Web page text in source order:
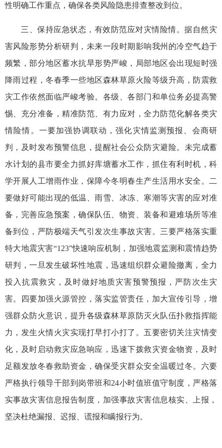
性明确工作重点，确保各类风险隐患排查整改到位。
三、保持应急状态，有效防范应对灾情险情。据自然灾
害风险形势分析研判，未来一段时期影响我州的冷空气趋于
频繁，部分地区蓄水抗旱形势严峻，局部地区会出现短时强
降雨过程，冬春季一些地区森林草原火险等级升高，防震救
灾工作依然面临严峻考验。各级、各部门和单位务必提高警
惕、充分准备，精准防范、有力应对，全力防范化解各类灾
情险情。一要加强协调联动，强化灾情监测预报、会商研
判，及时发布预警信息，提醒社会公众防灾避险。未完成蓄
水计划的县市要全力抓好库塘蓄水工作，抓住有利时机，科
学开展人工增雨作业，保障今冬明春生产生活用水安全。二
要做好可能出现的低温、雨雪、冰冻、寒潮等灾害的应对准
备，完善应急预案，确保队伍、物资、装备和避难场所等准
备到位，严防极端天气引发次生事故灾害。三要严格落实重
特大地震灾害“123”快速响应机制，加强地震监测和震情趋势
研判，一旦发生破坏性地震，迅速组织群众避险撤离，全力
投入抗震救灾，及时做好地质灾害预警预报，严防次生灾
害。四要加强火源管控，落实监管责任，加大宣传引导，增
强群众防火意识，提升各级森林草原防灭火队伍扑救指挥能
力，发生火情火灾实现打早打小打了。五要密切关注灾情变
化，及时启动救灾应急响应，迅速下拨救灾资金物资，及时
足额发放冬春救助资金，确保受灾群众安全温暖过冬。六要
严格执行领导干部到岗带班和24小时值班值守制度，严格落
实事故灾害信息报告制度，加强事故灾害信息核实、上报，
坚决杜绝漏报、迟报、谎报和瞒报行为。